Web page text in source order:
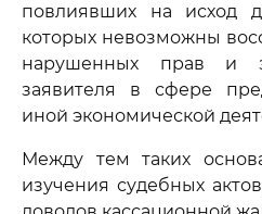
повлиявших на исход
которых невозможны
нарушенных прав и
заявителя в сфере
иной экономической
Между тем таких
изучения судебных